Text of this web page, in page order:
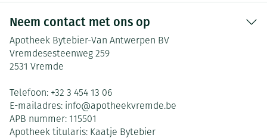
Neem contact met ons op
Apotheek Bytebier-Van Antwerpen BV
Vremdesesteenweg 259
2531 Vremde
Telefoon: +32 3 454 13 06
E-mailadres: info@apotheekvremde.be
APB nummer: 115501
Apotheek titularis: Kaatje Bytebier